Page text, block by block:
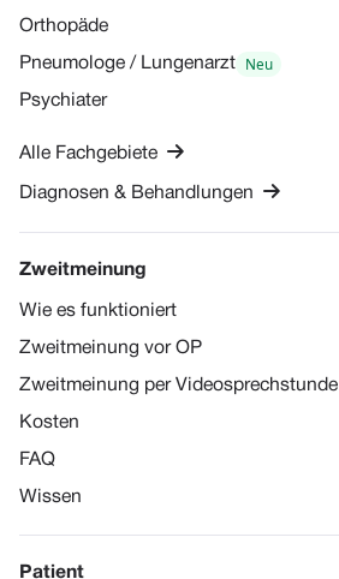
Orthopäde
Pneumologe / Lungenarzt Neu
Psychiater
Alle Fachgebiete 
Diagnosen & Behandlungen 
Zweitmeinung
Wie es funktioniert
Zweitmeinung vor OP
Zweitmeinung per Videosprechstunde
Kosten
FAQ
Wissen
Patient